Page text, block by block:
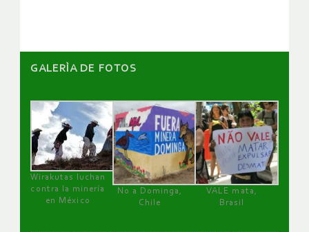
GALERÌA DE FOTOS
Wirakutas luchan
contra la minería
en México
No a Dominga,
Chile
VALE mata,
Brasil